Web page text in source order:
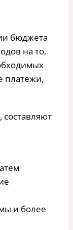
бюджета
на то,
платежи,
и более